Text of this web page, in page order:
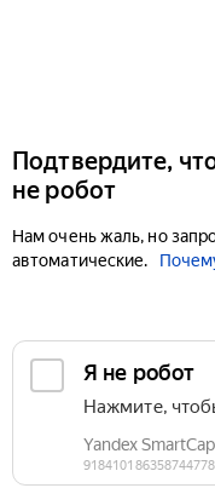
Подтвердите,
не робот
Нам очень жаль, но
автоматические.